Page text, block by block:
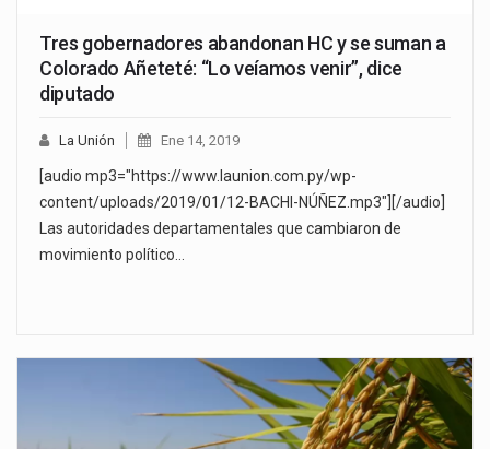
Tres gobernadores abandonan HC y se suman a
Colorado Añeteté: “Lo veíamos venir”, dice
diputado
La Unión Ene 14, 2019
[audio mp3="https://www.launion.com.py/wp-
content/uploads/2019/01/12-BACHI-NÚÑEZ.mp3"][/audio]
Las autoridades departamentales que cambiaron de
movimiento político…